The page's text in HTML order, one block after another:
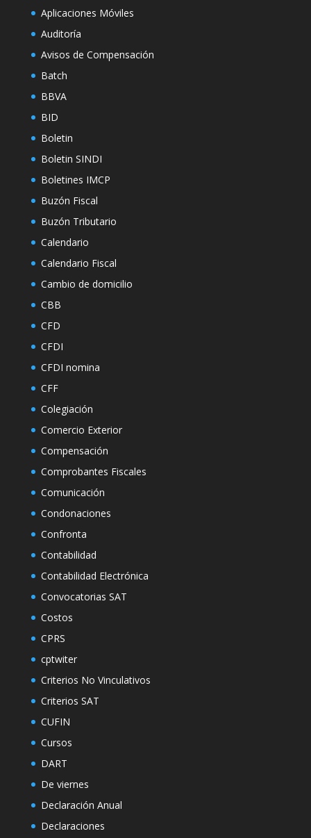
Aplicaciones Móviles
Auditoría
Avisos de Compensación
Batch
BBVA
BID
Boletin
Boletin SINDI
Boletines IMCP
Buzón Fiscal
Buzón Tributario
Calendario
Calendario Fiscal
Cambio de domicilio
CBB
CFD
CFDI
CFDI nomina
CFF
Colegiación
Comercio Exterior
Compensación
Comprobantes Fiscales
Comunicación
Condonaciones
Confronta
Contabilidad
Contabilidad Electrónica
Convocatorias SAT
Costos
CPRS
cptwiter
Criterios No Vinculativos
Criterios SAT
CUFIN
Cursos
DART
De viernes
Declaración Anual
Declaraciones